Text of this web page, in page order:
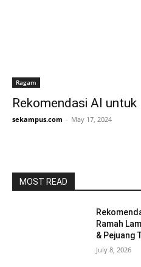
Ragam
Rekomendasi AI
sekampus.com - May 17, 2024
MOST READ
Ramah
& Pejuang
July 8, 2026